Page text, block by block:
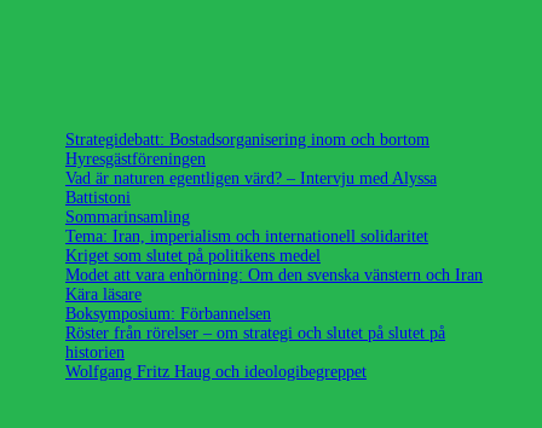
Strategidebatt: Bostadsorganisering inom och bortom
Hyresgästföreningen
Vad är naturen egentligen värd? – Intervju med Alyssa
Battistoni
Sommarinsamling
Tema: Iran, imperialism och internationell solidaritet
Kriget som slutet på politikens medel
Modet att vara enhörning: Om den svenska vänstern och Iran
Kära läsare
Boksymposium: Förbannelsen
Röster från rörelser – om strategi och slutet på slutet på
historien
Wolfgang Fritz Haug och ideologibegreppet